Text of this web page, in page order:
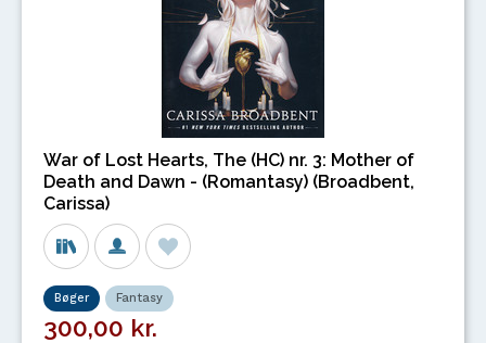
War of Lost Hearts, The (HC) nr. 3: Mother of
Death and Dawn - (Romantasy) (Broadbent,
Carissa)
Bøger Fantasy
300,00 kr.